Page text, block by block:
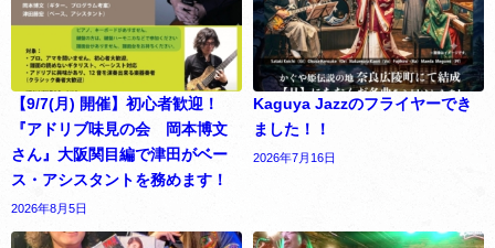
【9/7(月) 開催】初心者歓迎！
『アドリブ味見の会 岡本博文
さん』大阪関目編で津田がベー
ス・アシスタントを務めます！
2026年8月5日
Kaguya Jazzのフライヤーでき
ました！！
2026年7月16日